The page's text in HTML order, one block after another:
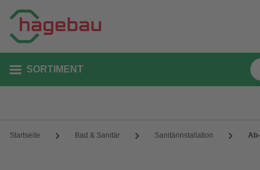
SORTIMENT
Startseite Bad & Sanitär Sanitärinstallation